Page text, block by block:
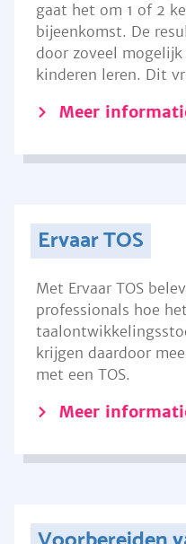
gaat het om 1 of 2
bijeenkomst. De
door zoveel
kinderen leren. Dit
Meer
Ervaar TOS
Met Ervaar TOS
professionals hoe
krijgen daardoor
met een TOS.
Meer